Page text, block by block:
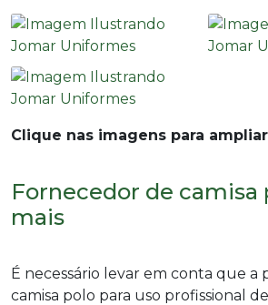
Clique nas imagens para ampliar
Fornecedor de camisa
mais
É necessário levar em conta que a
camisa polo para uso profissional